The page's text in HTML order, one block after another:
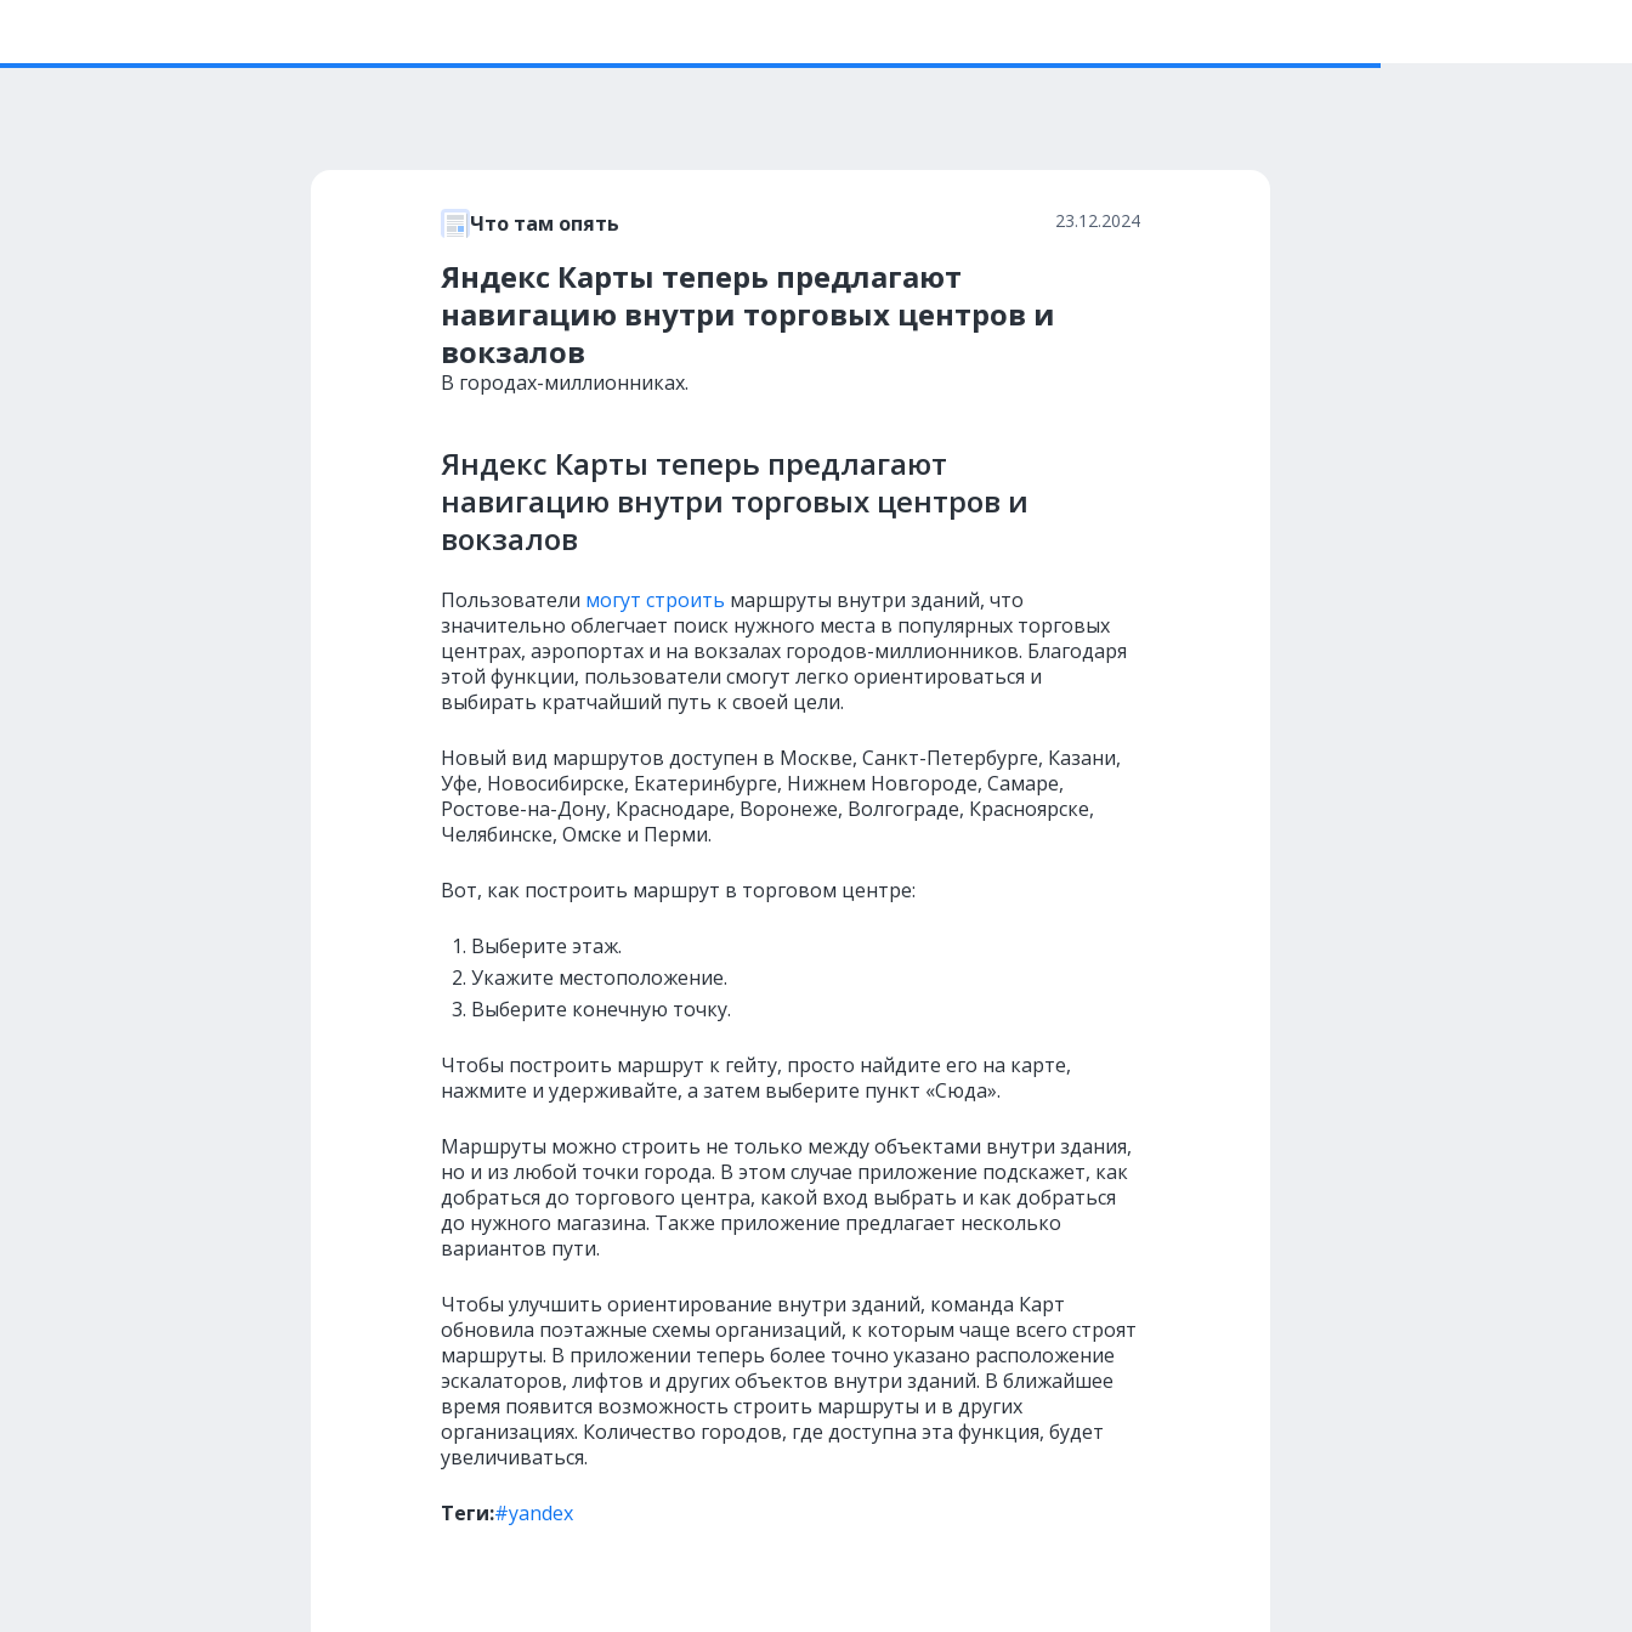
Что там опять 23.12.2024
Яндекс Карты теперь предлагают
навигацию внутри торговых центров и
вокзалов
В городах-миллионниках.
Яндекс Карты теперь предлагают
навигацию внутри торговых центров и
вокзалов
Пользователи могут строить маршруты внутри зданий, что
значительно облегчает поиск нужного места в популярных торговых
центрах, аэропортах и на вокзалах городов-миллионников. Благодаря
этой функции, пользователи смогут легко ориентироваться и
выбирать кратчайший путь к своей цели.
Новый вид маршрутов доступен в Москве, Санкт-Петербурге, Казани,
Уфе, Новосибирске, Екатеринбурге, Нижнем Новгороде, Самаре,
Ростове-на-Дону, Краснодаре, Воронеже, Волгограде, Красноярске,
Челябинске, Омске и Перми.
Вот, как построить маршрут в торговом центре:
Выберите этаж.
Укажите местоположение.
Выберите конечную точку.
Чтобы построить маршрут к гейту, просто найдите его на карте,
нажмите и удерживайте, а затем выберите пункт «Сюда».
Маршруты можно строить не только между объектами внутри здания,
но и из любой точки города. В этом случае приложение подскажет, как
добраться до торгового центра, какой вход выбрать и как добраться
до нужного магазина. Также приложение предлагает несколько
вариантов пути.
Чтобы улучшить ориентирование внутри зданий, команда Карт
обновила поэтажные схемы организаций, к которым чаще всего строят
маршруты. В приложении теперь более точно указано расположение
эскалаторов, лифтов и других объектов внутри зданий. В ближайшее
время появится возможность строить маршруты и в других
организациях. Количество городов, где доступна эта функция, будет
увеличиваться.
Теги:#yandex